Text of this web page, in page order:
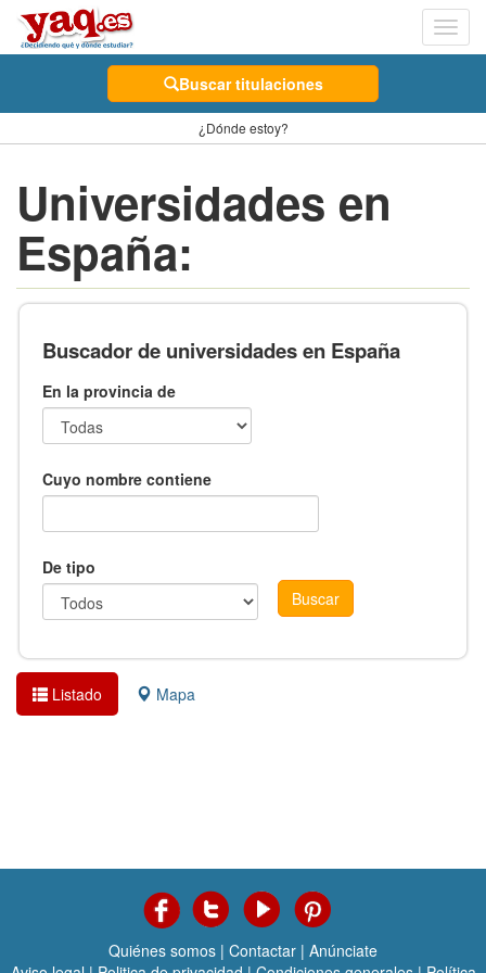
Buscar titulaciones
¿Dónde estoy?
Universidades en
España:
Buscador de universidades en España
En la provincia de
Cuyo nombre contiene
De tipo
Listado Mapa
Quiénes somos | Contactar | Anúnciate